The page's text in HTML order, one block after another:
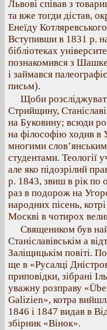
Львові співав з
та вже тогди дістав,
Енеїду
Вступивши в 1831 р.
бібліотеках
познакомився з
і займався
письм).
Щоби
Стрийщину,
на Буковину; всюди
на філософію ходив в
многими
студентами. Теології
але яко підозрілий
р. 1843, звиш в рік по
раз в подорож на
народних пісень,
Москві в чотирох
Священиком був
Станіславівськім а
Заліщицькім повіті.
ще в «Русалці
приповідки, зібрані
уважну розправу
Galizien», котра
1846 і 1847 видав в
збірник «Вінок».